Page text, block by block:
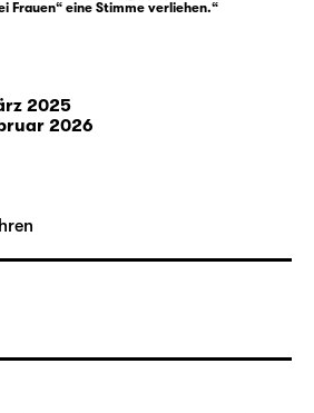
kann, bevor es dann
zu winken … Na ja,
ihrer göttlichen
misslungen war, der
sich jemand daran
kann …
sensiblen Inhalten in
Frauen“ eine Stimme verliehen.“
2025
2026